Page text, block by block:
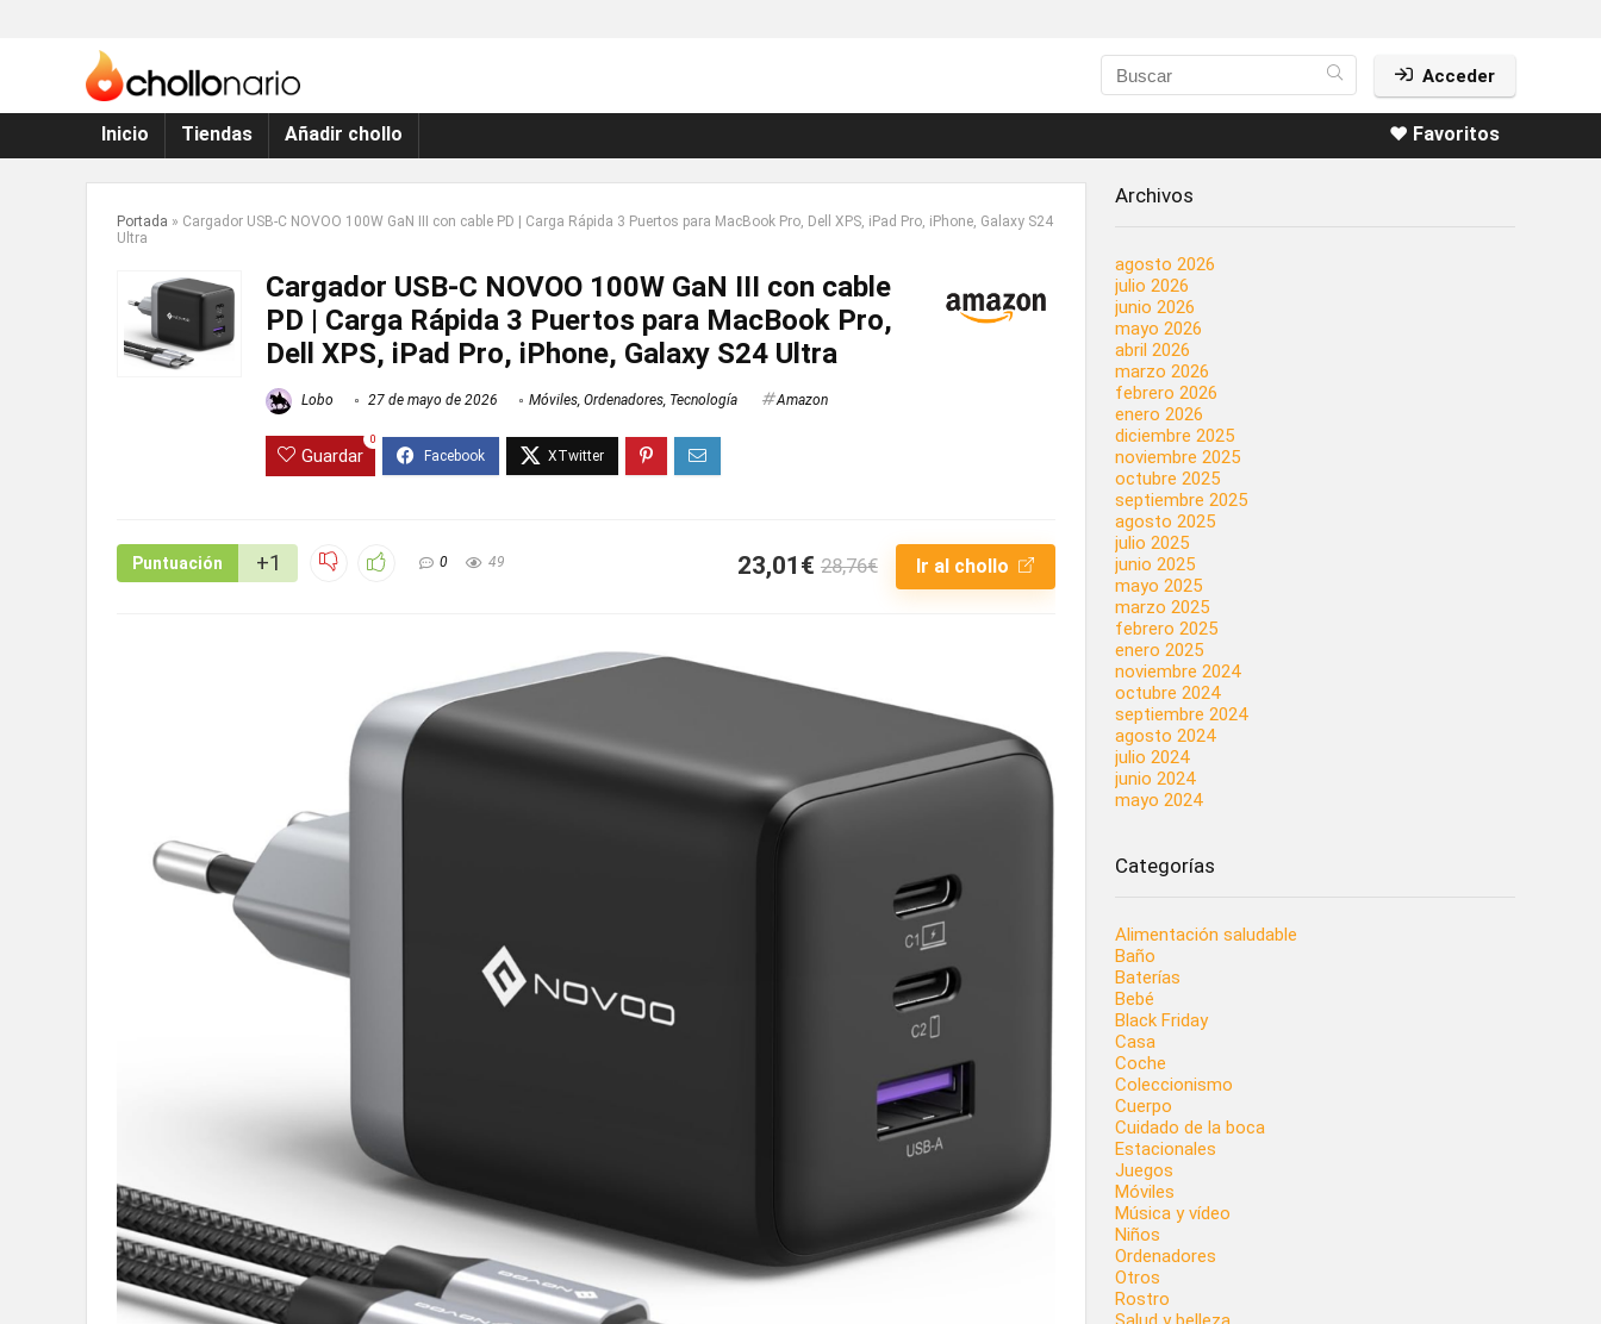
Acceder
Inicio Tiendas Añadir chollo ❤️ Favoritos
Portada » Cargador USB-C NOVOO 100W GaN III con cable PD | Carga Rápida 3 Puertos para MacBook Pro, Dell XPS, iPad Pro, iPhone, Galaxy S24
Ultra
Cargador USB-C NOVOO 100W GaN III con cable
PD | Carga Rápida 3 Puertos para MacBook Pro,
Dell XPS, iPad Pro, iPhone, Galaxy S24 Ultra
Lobo 27 de mayo de 2026 Móviles, Ordenadores, Tecnología Amazon
Guardar
0
Puntuación +1 0 49 23,01€ 28,76€ Ir al chollo
Archivos
agosto 2026
julio 2026
junio 2026
mayo 2026
abril 2026
marzo 2026
febrero 2026
enero 2026
diciembre 2025
noviembre 2025
octubre 2025
septiembre 2025
agosto 2025
julio 2025
junio 2025
mayo 2025
marzo 2025
febrero 2025
enero 2025
noviembre 2024
octubre 2024
septiembre 2024
agosto 2024
julio 2024
junio 2024
mayo 2024
Categorías
Alimentación saludable
Baño
Baterías
Bebé
Black Friday
Casa
Coche
Coleccionismo
Cuerpo
Cuidado de la boca
Estacionales
Juegos
Móviles
Música y vídeo
Niños
Ordenadores
Otros
Rostro